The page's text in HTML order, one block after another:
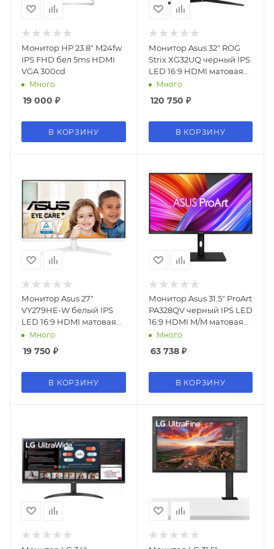
Монитор HP 23.8" M24fw
IPS FHD бел 5ms HDMI
VGA 300cd
Много
19 000 ₽
В КОРЗИНУ
Монитор Asus 32" ROG
Strix XG32UQ черный IPS
LED 16:9 HDMI матовая
HAS Piv 450cd
160Hz G-Sync DP 4K USB
Много
120 750 ₽
В КОРЗИНУ
Монитор Asus 27"
VY279HE-W белый IPS
LED 16:9 HDMI матовая
250cd 178гр/178гр
VGA FHD 4.21кг
Много
19 750 ₽
В КОРЗИНУ
Монитор Asus 31.5" ProArt
PA328QV черный IPS LED
16:9 HDMI M/M матовая
HAS Piv 350cd
75Hz DP 2K USB 11.5кг
Много
63 738₽
В КОРЗИНУ